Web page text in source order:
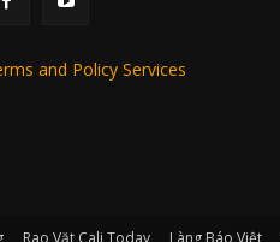
and Policy Services
Rao Vặt Cali Today Làng Báo Việt